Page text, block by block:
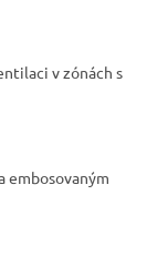
v zónách s
embosovaným